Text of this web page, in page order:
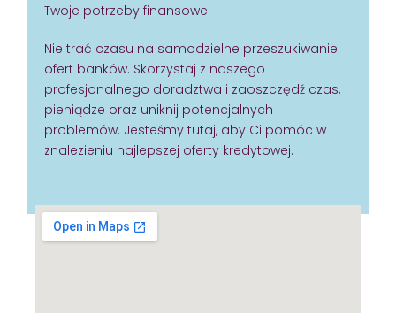
Twoje potrzeby finansowe.
Nie trać czasu na samodzielne przeszukiwanie
ofert banków. Skorzystaj z naszego
profesjonalnego doradztwa i zaoszczędź czas,
pieniądze oraz uniknij potencjalnych
problemów. Jesteśmy tutaj, aby Ci pomóc w
znalezieniu najlepszej oferty kredytowej.